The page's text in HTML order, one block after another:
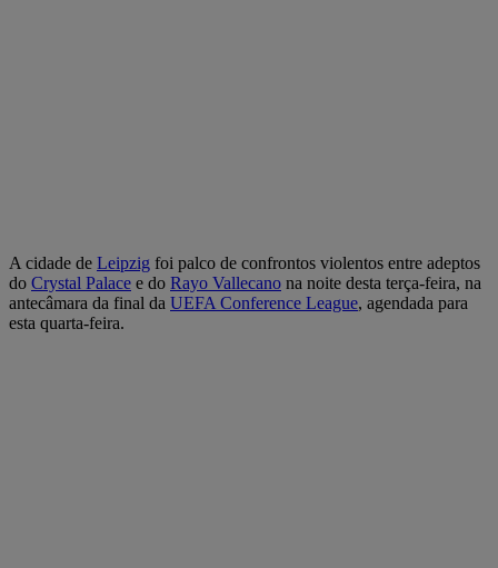
A cidade de Leipzig foi palco de confrontos violentos entre adeptos
do Crystal Palace e do Rayo Vallecano na noite desta terça-feira, na
antecâmara da final da UEFA Conference League, agendada para
esta quarta-feira.